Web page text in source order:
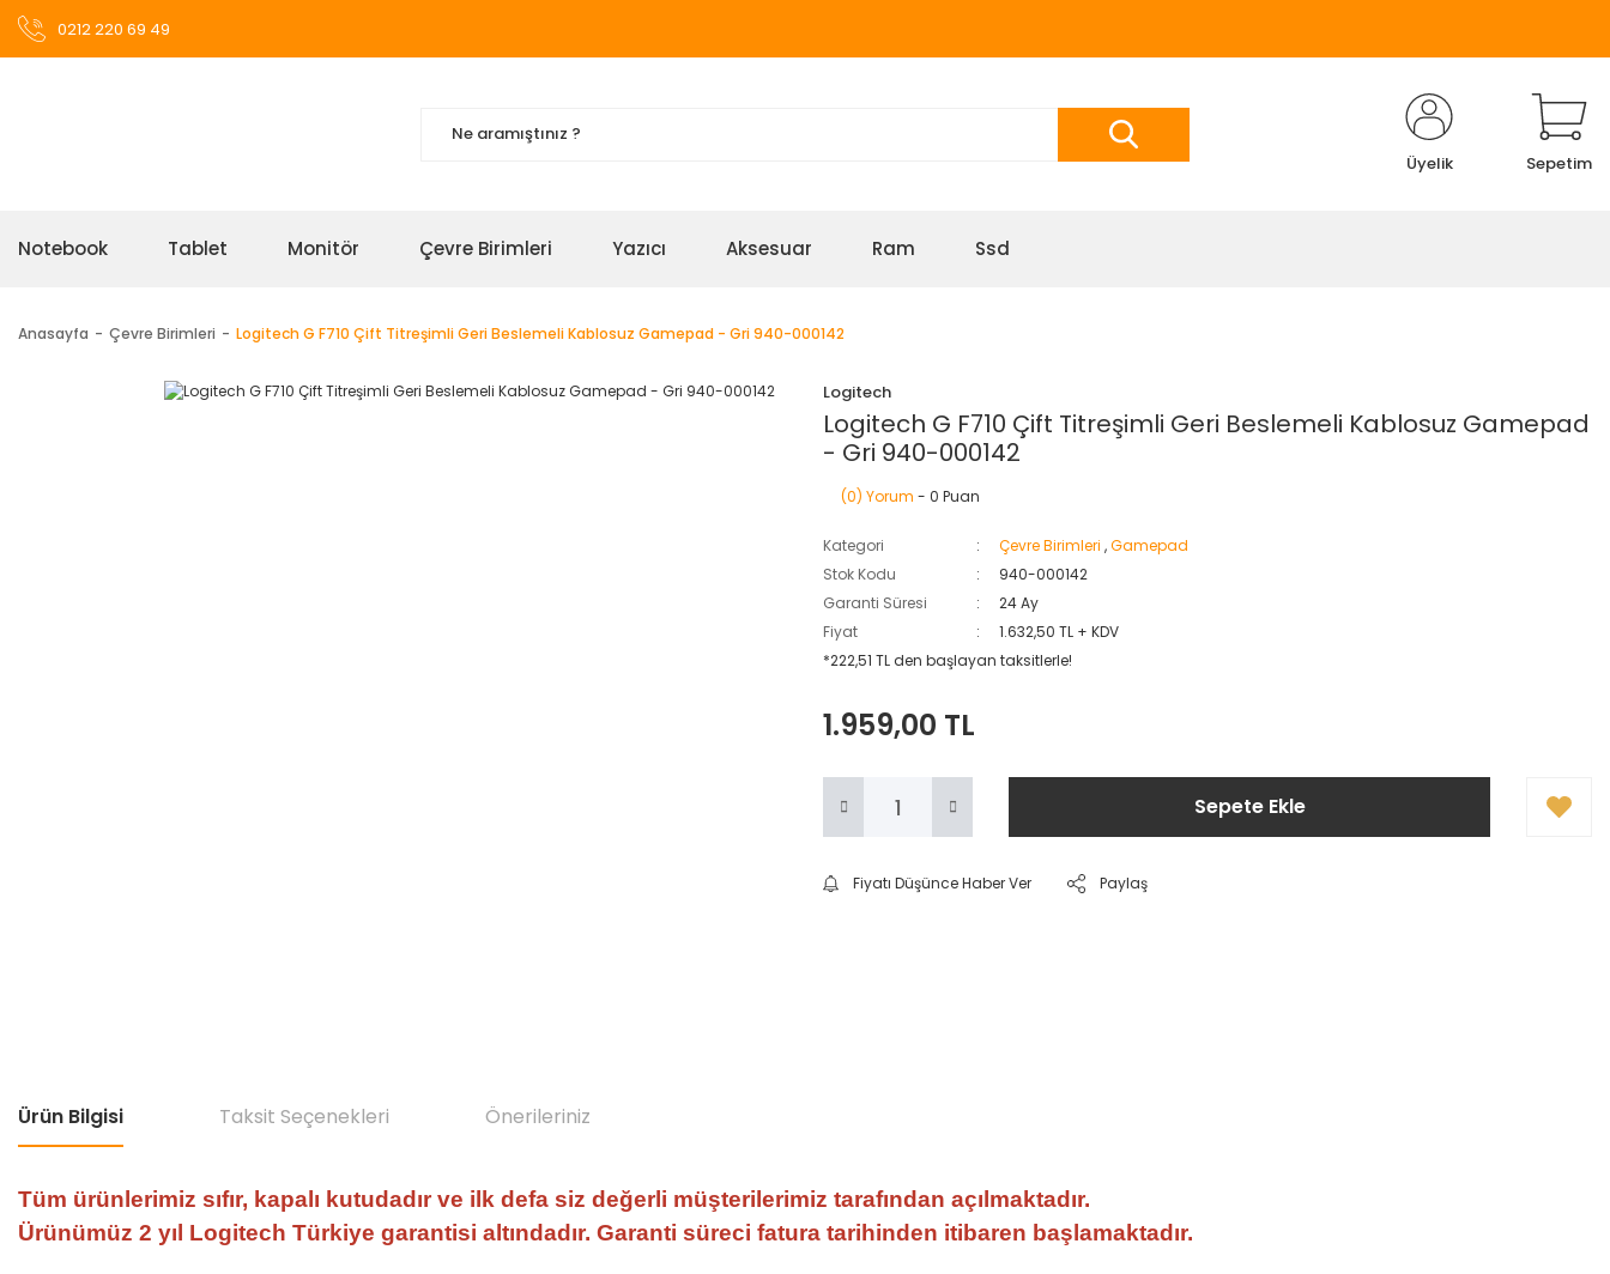
0212 220 69 49
Üyelik Sepetim
Notebook Tablet Monitör Çevre Birimleri Yazıcı Aksesuar Ram Ssd
Anasayfa Çevre Birimleri Logitech G F710 Çift Titreşimli Geri Beslemeli Kablosuz Gamepad - Gri 940-000142
Logitech
Logitech G F710 Çift Titreşimli Geri Beslemeli Kablosuz Gamepad
- Gri 940-000142
(0) Yorum - 0 Puan
Kategori Çevre Birimleri ,Gamepad
Stok Kodu
940-000142
Garanti Süresi
24 Ay
Fiyat
1.632,50 TL + KDV
*222,51 TL den başlayan taksitlerle!
1.959,00 TL
Sepete Ekle
Fiyatı Düşünce Haber Ver Paylaş
Ürün Bilgisi Taksit Seçenekleri Önerileriniz
Tüm ürünlerimiz sıfır, kapalı kutudadır ve ilk defa siz değerli müşterilerimiz tarafından açılmaktadır.
Ürünümüz 2 yıl Logitech Türkiye garantisi altındadır. Garanti süreci fatura tarihinden itibaren başlamaktadır.